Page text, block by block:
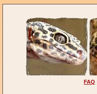
FAQ